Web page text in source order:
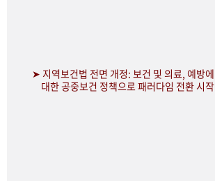
➤ 지역보건법 전면 개정: 보건 및 의료, 예방에
대한 공중보건 정책으로 패러다임 전환 시작